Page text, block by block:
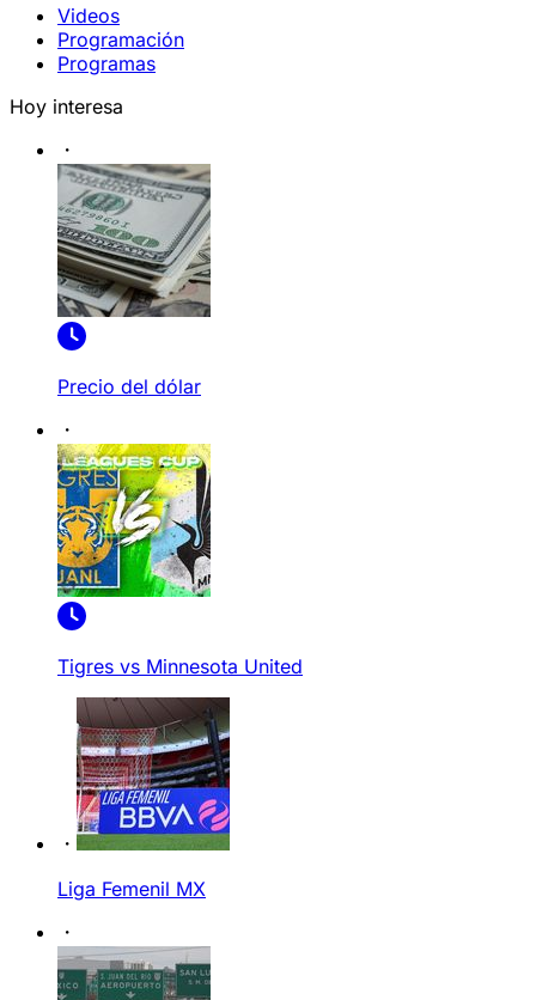
Videos
Programación
Programas
Hoy interesa
Precio del dólar
Tigres vs Minnesota United
Liga Femenil MX